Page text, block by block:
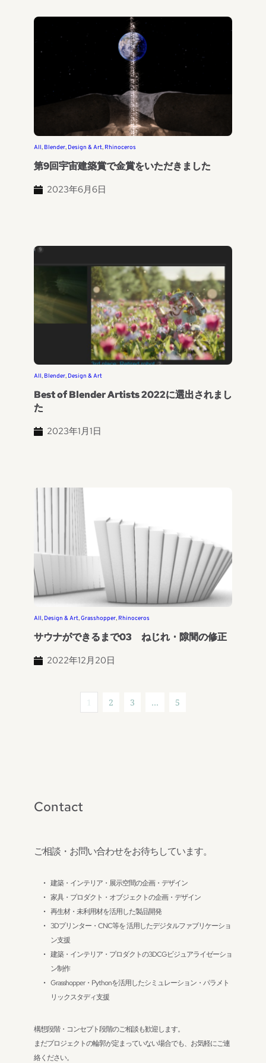
All, Blender, Design & Art, Rhinoceros
第9回宇宙建築賞で金賞をいただきました
2023年6月6日
All, Blender, Design & Art
Best of Blender Artists 2022に選出されまし
た
2023年1月1日
All, Design & Art, Grasshopper, Rhinoceros
サウナができるまで03 ねじれ・隙間の修正
2022年12月20日
1 2 3 … 5
Contact
ご相談・お問い合わせをお待ちしています。
建築・インテリア・展示空間の企画・デザイン
家具・プロダクト・オブジェクトの企画・デザイン
再生材・未利用材を活用した製品開発
3Dプリンター・CNC等を 活用したデジタルファブリケーショ
ン支援
建築・インテリア・プロダクトの3DCGビジュアライゼーショ
ン制作
Grasshopper・Pythonを活用したシミュレーション・パラメト
リックスタディ支援
構想段階・コンセプト段階のご相談も歓迎します。
まだプロジェクトの輪郭が定まっていない場合でも、お気軽にご連
絡ください。